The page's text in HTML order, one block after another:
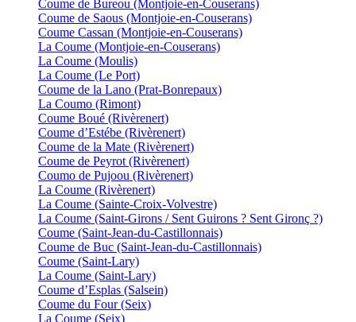
Coume de Bureou (Montjoie-en-Couserans)
Coume de Saous (Montjoie-en-Couserans)
Coume Cassan (Montjoie-en-Couserans)
La Coume (Montjoie-en-Couserans)
La Coume (Moulis)
La Coume (Le Port)
Coume de la Lano (Prat-Bonrepaux)
La Coumo (Rimont)
Coume Boué (Rivèrenert)
Coume d’Estébe (Rivèrenert)
Coume de la Mate (Rivèrenert)
Coume de Peyrot (Rivèrenert)
Coumo de Pujoou (Rivèrenert)
La Coume (Rivèrenert)
La Coume (Sainte-Croix-Volvestre)
La Coume (Saint-Girons / Sent Guirons ? Sent Gironç ?)
Coume (Saint-Jean-du-Castillonnais)
Coume de Buc (Saint-Jean-du-Castillonnais)
Coume (Saint-Lary)
La Coume (Saint-Lary)
Coume d’Esplas (Salsein)
Coume du Four (Seix)
La Coume (Seix)